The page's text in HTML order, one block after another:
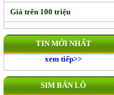
Giá trên 100 triệu
TIN MỚI NHẤT
xem tiếp>>
SIM BÁN LÔ